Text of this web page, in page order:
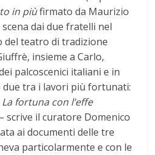
in piùfirmato da Maurizio
dai due fratelli nel
del teatro di tradizione
insieme a Carlo,
palcoscenici italiani e in
tra i lavori più fortunati:
La fortuna con l’effe
scrive il curatore Domenico
ai documenti delle tre
particolarmente e con le